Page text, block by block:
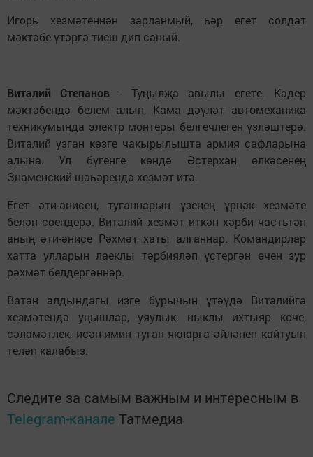
Игорь хезмәтеннән зарланмый, һәр егет солдат
мәктәбе үтәргә тиеш дип саный.
Виталий Степанов - Туңылҗа авылы егете. Кадер
мәктәбендә белем алып, Кама дәүләт автомеханика
техникумында электр монтеры белгечлеген үзләштерә.
Виталий узган көзге чакырылышта армия сафларына
алына. Ул бүгенге көндә Әстерхан өлкәсенең
Знаменский шәһәрендә хезмәт итә.
Егет әти-әнисен, туганнарын үзенең үрнәк хезмәте
белән сөендерә. Виталий хезмәт иткән хәрби частьтән
аның әти-әнисе Рәхмәт хаты алганнар. Командирлар
хатта улларын лаеклы тәрбияләп үстергән өчен зур
рәхмәт белдергәннәр.
Ватан алдындагы изге бурычын үтәүдә Виталийга
хезмәтендә уңышлар, уяулык, ныклы ихтыяр көче,
сәламәтлек, исән-имин туган якларга әйләнеп кайтуын
теләп калабыз.
Следите за самым важным и интересным в
Telegram-канале Татмедиа